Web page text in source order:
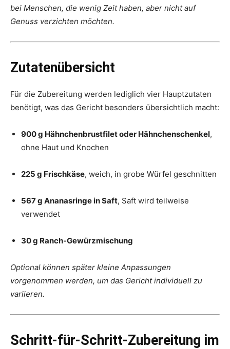
bei Menschen, die wenig Zeit haben, aber nicht auf
Genuss verzichten möchten.
Zutatenübersicht
Für die Zubereitung werden lediglich vier Hauptzutaten
benötigt, was das Gericht besonders übersichtlich macht:
900 g Hähnchenbrustfilet oder Hähnchenschenkel,
ohne Haut und Knochen
225 g Frischkäse, weich, in grobe Würfel geschnitten
567 g Ananasringe in Saft, Saft wird teilweise
verwendet
30 g Ranch-Gewürzmischung
Optional können später kleine Anpassungen
vorgenommen werden, um das Gericht individuell zu
variieren.
Schritt-für-Schritt-Zubereitung im